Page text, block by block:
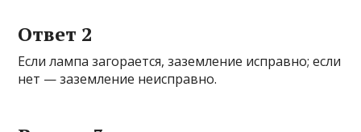
Ответ 2
Если лампа загорается, заземление исправно; если
нет — заземление неисправно.